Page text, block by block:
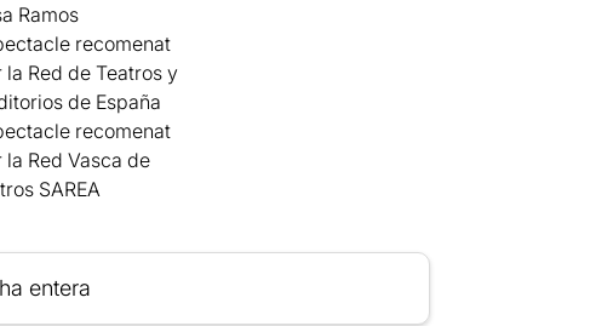
Ramos
recomenat
la Red de Teatros y
de España
recomenat
la Red Vasca de
SAREA
entera